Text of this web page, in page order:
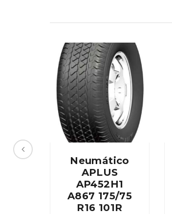
Neumático
APLUS
AP452H1
A867 175/75
R16 101R